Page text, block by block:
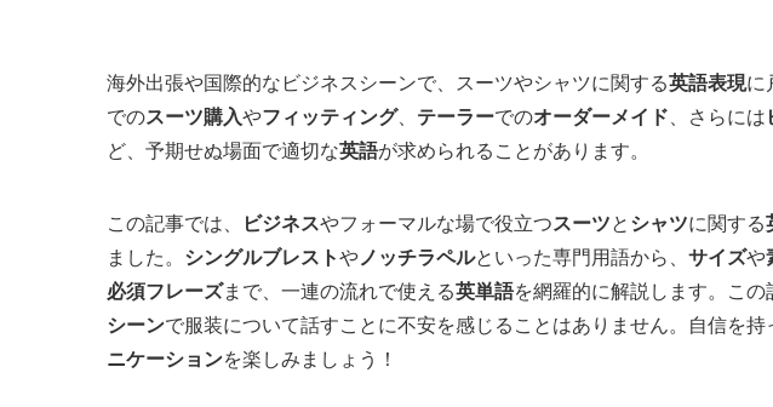
海外出張や国際的なビジネスシーンで、スーツやシャツに関する英語表現に
でのスーツ購入やフィッティング、 テーラーでのオーダーメイド 、さらには
ど、予期せぬ場面で適切な英語が求められることがあります。
この記事では、 ビジネスやフォーマルな場で役立つスーツと シャツに関する
ました。 シングルブレストや ノッチラペルといった専門用語から、 サイズや
必須フレーズまで、一連の流れで使える英単語を網羅的に解説します。こ
シーンで服装について話すことに不安を感じることはありません。自信を持
ニケーションを楽しみましょう！